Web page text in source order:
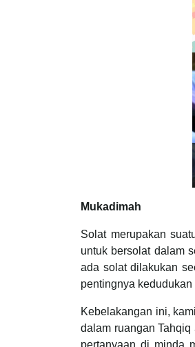
Mukadimah
Solat merupakan
untuk bersolat dalam
ada solat dilakukan
pentingnya
Kebelakangan ini,
dalam ruangan